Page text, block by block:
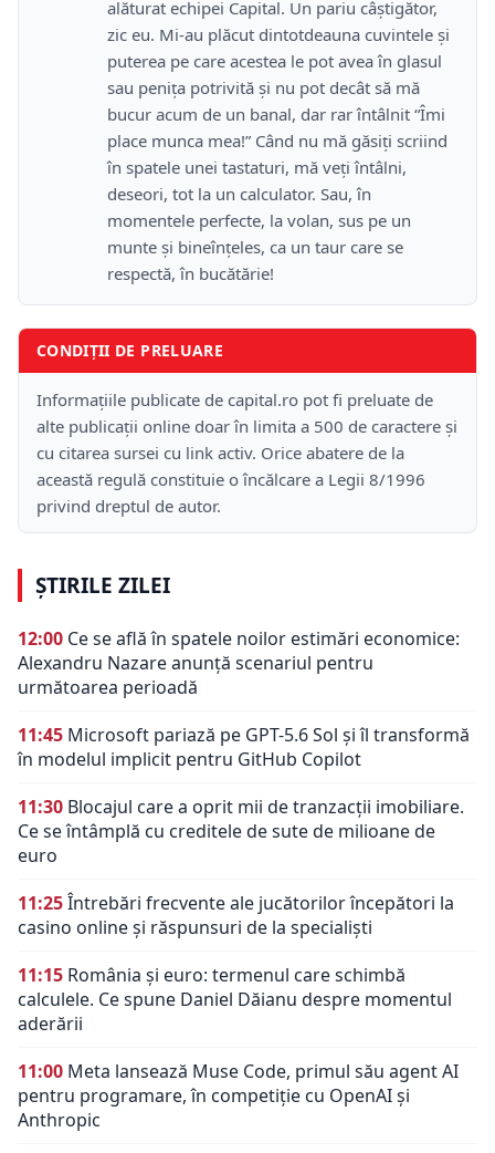
alăturat echipei Capital. Un pariu câştigător,
zic eu. Mi-au plăcut dintotdeauna cuvintele şi
puterea pe care acestea le pot avea în glasul
sau peniţa potrivită şi nu pot decât să mă
bucur acum de un banal, dar rar întâlnit “Îmi
place munca mea!” Când nu mă găsiţi scriind
în spatele unei tastaturi, mă veţi întâlni,
deseori, tot la un calculator. Sau, în
momentele perfecte, la volan, sus pe un
munte şi bineînţeles, ca un taur care se
respectă, în bucătărie!
CONDIȚII DE PRELUARE
Informațiile publicate de capital.ro pot fi preluate de
alte publicații online doar în limita a 500 de caractere și
cu citarea sursei cu link activ. Orice abatere de la
această regulă constituie o încălcare a Legii 8/1996
privind dreptul de autor.
ȘTIRILE ZILEI
12:00 Ce se află în spatele noilor estimări economice:
Alexandru Nazare anunță scenariul pentru
următoarea perioadă
11:45 Microsoft pariază pe GPT-5.6 Sol și îl transformă
în modelul implicit pentru GitHub Copilot
11:30 Blocajul care a oprit mii de tranzacții imobiliare.
Ce se întâmplă cu creditele de sute de milioane de
euro
11:25Întrebări frecvente ale jucătorilor începători la
casino online și răspunsuri de la specialiști
11:15 România și euro: termenul care schimbă
calculele. Ce spune Daniel Dăianu despre momentul
aderării
11:00 Meta lansează Muse Code, primul său agent AI
pentru programare, în competiție cu OpenAI și
Anthropic